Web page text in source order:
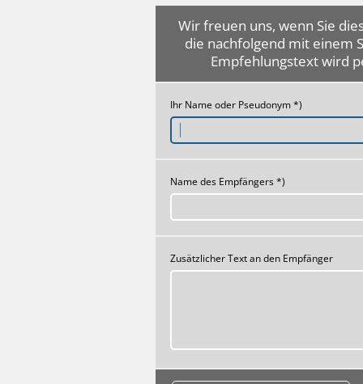
Wir freuen uns, wenn Sie
die nachfolgend mit einem
Empfehlungstext wird
Ihr Name oder Pseudonym *)
Name des Empfängers *)
Zusätzlicher Text an den Empfänger